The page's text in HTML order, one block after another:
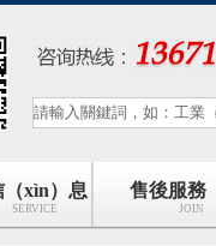
（xìn）息
SERVICE
售後服務
JOIN